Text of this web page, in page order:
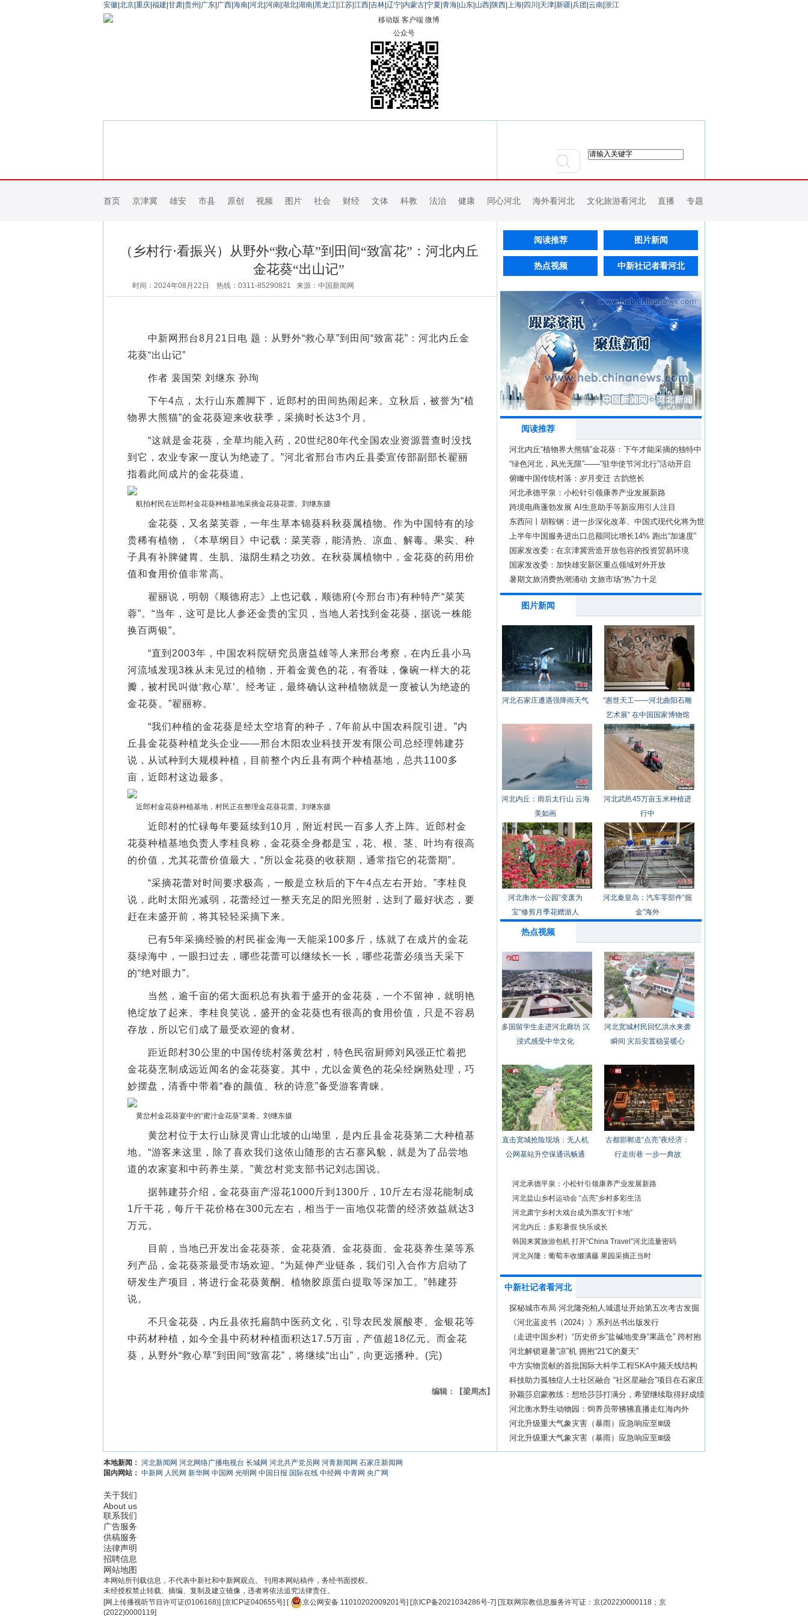
安徽 北京 重庆 福建 甘肃 贵州 广东 广西 海南 河北 河南 湖北 湖南 黑龙江 江苏 江西 吉林 辽宁 内蒙古 宁夏 青海 山东 山西 陕西 上海 四川 天津 新疆 兵团 云南 浙江
移动版 客户端 微博
公众号
首页 京津冀 雄安 市县 原创 视频 图片 社会 财经 文体 科教 法治 健康 同心河北 海外看河北 文化旅游看河北 直播 专题
（乡村行·看振兴）从野外“救心草”到田间“致富花”：河北内丘
金花葵“出山记”
时间：2024年08月22日 热线：0311-85290821 来源：中国新闻网
中新网邢台8月21日电 题：从野外“救心草”到田间“致富花”：河北内丘金
花葵“出山记”
作者 裴国荣 刘继东 孙珣
下午4点，太行山东麓脚下，近郎村的田间热闹起来。立秋后，被誉为“植
物界大熊猫”的金花葵迎来收获季，采摘时长达3个月。
“这就是金花葵，全草均能入药，20世纪80年代全国农业资源普查时没找
到它，农业专家一度认为绝迹了。”河北省邢台市内丘县委宣传部副部长翟丽
指着此间成片的金花葵道。
航拍村民在近郎村金花葵种植基地采摘金花葵花蕾。刘继东摄
金花葵，又名菜芙蓉，一年生草本锦葵科秋葵属植物。作为中国特有的珍
贵稀有植物，《本草纲目》中记载：菜芙蓉，能清热、凉血、解毒。果实、种
子具有补脾健胃、生肌、滋阴生精之功效。在秋葵属植物中，金花葵的药用价
值和食用价值非常高。
翟丽说，明朝《顺德府志》上也记载，顺德府(今邢台市)有种特产“菜芙
蓉”。“当年，这可是比人参还金贵的宝贝，当地人若找到金花葵，据说一株能
换百两银”。
“直到2003年，中国农科院研究员唐益雄等人来邢台考察，在内丘县小马
河流域发现3株从未见过的植物，开着金黄色的花，有香味，像碗一样大的花
瓣，被村民叫做‘救心草’。经考证，最终确认这种植物就是一度被认为绝迹的
金花葵。”翟丽称。
“我们种植的金花葵是经太空培育的种子，7年前从中国农科院引进。”内
丘县金花葵种植龙头企业——邢台木阳农业科技开发有限公司总经理韩建芬
说，从试种到大规模种植，目前整个内丘县有两个种植基地，总共1100多
亩，近郎村这边最多。
近郎村金花葵种植基地，村民正在整理金花葵花蕾。刘继东摄
近郎村的忙碌每年要延续到10月，附近村民一百多人齐上阵。近郎村金
花葵种植基地负责人李桂良称，金花葵全身都是宝，花、根、茎、叶均有很高
的价值，尤其花蕾价值最大，“所以金花葵的收获期，通常指它的花蕾期”。
“采摘花蕾对时间要求极高，一般是立秋后的下午4点左右开始。”李桂良
说，此时太阳光减弱，花蕾经过一整天充足的阳光照射，达到了最好状态，要
赶在未盛开前，将其轻轻采摘下来。
已有5年采摘经验的村民崔金海一天能采100多斤，练就了在成片的金花
葵绿海中，一眼扫过去，哪些花蕾可以继续长一长，哪些花蕾必须当天采下
的“绝对眼力”。
当然，逾千亩的偌大面积总有执着于盛开的金花葵，一个不留神，就明艳
艳绽放了起来。李桂良笑说，盛开的金花葵也有很高的食用价值，只是不容易
存放，所以它们成了最受欢迎的食材。
距近郎村30公里的中国传统村落黄岔村，特色民宿厨师刘风强正忙着把
金花葵烹制成远近闻名的金花葵宴。其中，尤以金黄色的花朵经娴熟处理，巧
妙摆盘，清香中带着“春的颜值、秋的诗意”备受游客青睐。
黄岔村金花葵宴中的“蜜汁金花葵”菜肴。刘继东摄
黄岔村位于太行山脉灵霄山北坡的山坳里，是内丘县金花葵第二大种植基
地。“游客来这里，除了喜欢我们这依山随形的古石寨风貌，就是为了品尝地
道的农家宴和中药养生菜。”黄岔村党支部书记刘志国说。
据韩建芬介绍，金花葵亩产湿花1000斤到1300斤，10斤左右湿花能制成
1斤干花，每斤干花价格在300元左右，相当于一亩地仅花蕾的经济效益就达3
万元。
目前，当地已开发出金花葵茶、金花葵酒、金花葵面、金花葵养生菜等系
列产品，金花葵茶最受市场欢迎。“为延伸产业链条，我们引入合作方启动了
研发生产项目，将进行金花葵黄酮、植物胶原蛋白提取等深加工。”韩建芬
说。
不只金花葵，内丘县依托扁鹊中医药文化，引导农民发展酸枣、金银花等
中药材种植，如今全县中药材种植面积达17.5万亩，产值超18亿元。而金花
葵，从野外“救心草”到田间“致富花”，将继续“出山”，向更远播种。(完)
编辑：【梁周杰】
阅读推荐 图片新闻
热点视频 中新社记者看河北
阅读推荐
河北内丘“植物界大熊猫”金花葵：下午才能采摘的独特中
草药
“绿色河北，风光无限”——“驻华使节河北行”活动开启
俯瞰中国传统村落：岁月变迁 古韵悠长
河北承德平泉：小松针引领康养产业发展新路
跨境电商蓬勃发展 AI生意助手等新应用引人注目
东西问丨胡鞍钢：进一步深化改革、中国式现代化将为世
界带来什么？
上半年中国服务进出口总额同比增长14% 跑出“加速度”
国家发改委：在京津冀营造开放包容的投资贸易环境
国家发改委：加快雄安新区重点领域对外开放
暑期文旅消费热潮涌动 文旅市场“热”力十足
图片新闻
河北石家庄遭遇强降雨天气
“惠世天工——河北曲阳石雕
艺术展” 在中国国家博物馆
开幕
河北内丘：雨后太行山 云海
美如画
河北武邑45万亩玉米种植进
行中
河北衡水一公园“变废为
宝”修剪月季花赠游人
河北秦皇岛：汽车零部件“掘
金”海外
热点视频
多国留学生走进河北廊坊 沉
浸式感受中华文化
河北宽城村民回忆洪水来袭
瞬间 灾后安置稳妥暖心
直击宽城抢险现场：无人机
公网基站升空保通讯畅通
古都邯郸道“点亮”夜经济：
行走街巷 一步一典故
河北承德平泉：小松针引领康养产业发展新路
河北盐山乡村运动会 “点亮”乡村多彩生活
河北肃宁乡村大戏台成为票友“打卡地”
河北内丘：多彩暑假 快乐成长
韩国来冀旅游包机 打开“China Travel”河北流量密码
河北兴隆：葡萄丰收缀满藤 果园采摘正当时
中新社记者看河北
探秘城市布局 河北隆尧柏人城遗址开始第五次考古发掘
《河北蓝皮书（2024）》系列丛书出版发行
（走进中国乡村）“历史侨乡”盐碱地变身“果蔬仓” 跨村抱
团发展特色农业
河北解锁避暑“凉”机 拥抱“21℃的夏天”
中方实物贡献的首批国际大科学工程SKA中频天线结构
出厂发运
科技助力孤独症人士社区融合 “社区星融合”项目在石家庄
启动
孙颖莎启蒙教练：想给莎莎打满分，希望继续取得好成绩
河北衡水野生动物园：饲养员带狒狒直播走红海内外
河北升级重大气象灾害（暴雨）应急响应至Ⅲ级
河北升级重大气象灾害（暴雨）应急响应至Ⅲ级
本地新闻： 河北新闻网 河北网络广播电视台 长城网 河北共产党员网 河青新闻网 石家庄新闻网
国内网站： 中新网 人民网 新华网 中国网 光明网 中国日报 国际在线 中经网 中青网 央广网
关于我们
About us
联系我们
广告服务
供稿服务
法律声明
招聘信息
网站地图
本网站所刊载信息，不代表中新社和中新网观点。 刊用本网站稿件，务经书面授权。
未经授权禁止转载、摘编、复制及建立镜像，违者将依法追究法律责任。
[网上传播视听节目许可证(0106168)] [京ICP证040655号] [ 京公网安备 11010202009201号] [京ICP备2021034286号-7] [互联网宗教信息服务许可证：京(2022)0000118；京
(2022)0000119]